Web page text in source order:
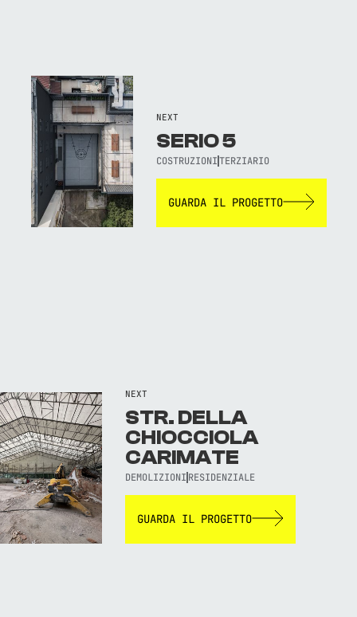
NEXT
SERIO 5
COSTRUZIONITERZIARIO
GUARDA IL PROGETTO
NEXT
STR. DELLA
CHIOCCIOLA
CARIMATE
DEMOLIZIONI RESIDENZIALE
GUARDA IL PROGETTO